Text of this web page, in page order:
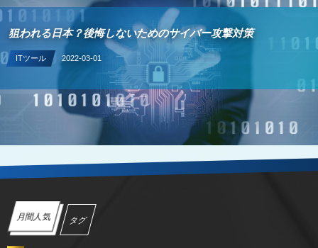
狙われる日本？後悔しないためのサイバー攻撃対策
ITツール 2022-03-01
月間人気 タグ